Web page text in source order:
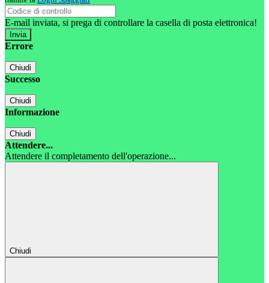
E-mail inviata, si prega di controllare la casella di posta elettronica!
Errore
Chiudi
Successo
Chiudi
Informazione
Chiudi
Attendere...
Attendere il completamento dell'operazione...
Chiudi